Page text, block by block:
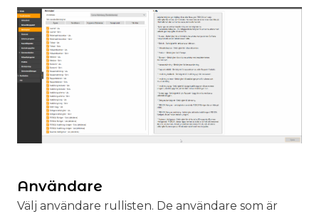
Användare
Välj användare rullisten. De användare som är